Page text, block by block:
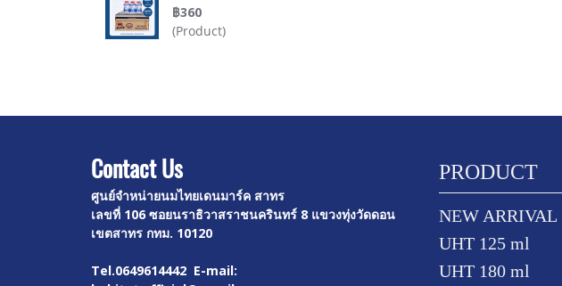
฿360
(Product)
Contact Us
ศูนย์จำหน่ายนมไทยเดนมาร์ค สาทร
เลขที่ 106 ซอยนราธิวาสราชนครินทร์ 8 แขวงทุ่งวัดดอน
เขตสาทร กทม. 10120
Tel.0649614442 E-mail:
PRODUCT
NEW ARRIVAL
UHT 125 ml
UHT 180 ml